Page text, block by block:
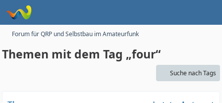
Forum für QRP und Selbstbau im Amateurfunk
Themen mit dem Tag „four“
Suche nach Tags